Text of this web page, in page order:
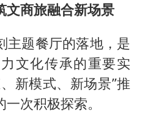
文商旅融合新场景
主题餐厅的落地，是
文化传承的重要实
新模式、新场景”推
次积极探索。